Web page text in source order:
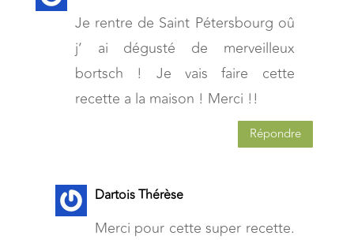
Je rentre de Saint Pétersbourg oû
j’ ai dégusté de merveilleux
bortsch ! Je vais faire cette
recette a la maison ! Merci !!
Répondre
Dartois Thérèse
Merci pour cette super recette.